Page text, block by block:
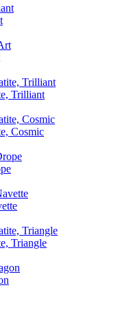
Trilliant
Cosmic
Triangle